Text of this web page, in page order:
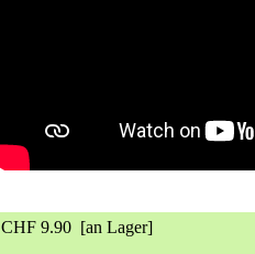
CHF 9.90 [an Lager]